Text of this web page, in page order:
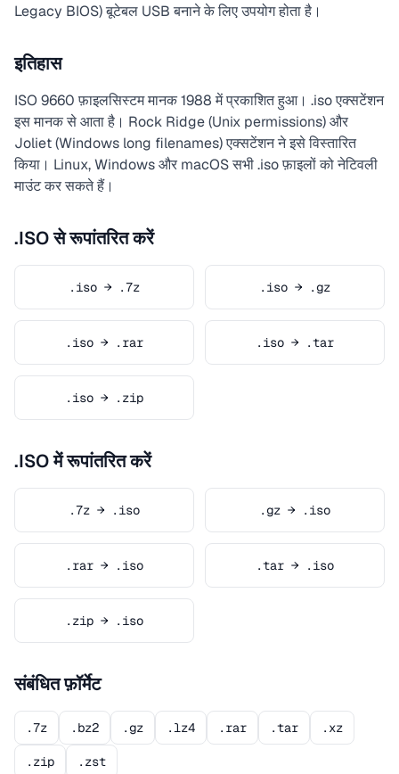
Legacy BIOS) बूटेबल USB बनाने के लिए उपयोग होता है।
इतिहास
ISO 9660 फ़ाइलसिस्टम मानक 1988 में प्रकाशित हुआ। .iso एक्सटेंशन
इस मानक से आता है। Rock Ridge (Unix permissions) और
Joliet (Windows long filenames) एक्सटेंशन ने इसे विस्तारित
किया। Linux, Windows और macOS सभी .iso फ़ाइलों को नेटिवली
माउंट कर सकते हैं।
.ISO से रूपांतरित करें
.iso → .7z .iso → .gz
.iso → .rar .iso → .tar
.iso → .zip
.ISO में रूपांतरित करें
.7z → .iso .gz → .iso
.rar → .iso .tar → .iso
.zip → .iso
संबंधित फ़ॉर्मेट
.7z .bz2 .gz .lz4 .rar .tar .xz
.zip .zst